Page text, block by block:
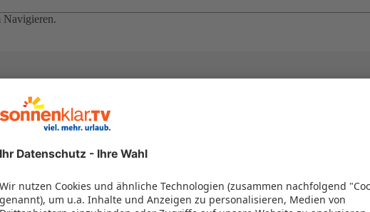
Navigieren.
und Hotel in einem Paket kombiniert werden – das spart Zeit und Geld.
erleben!